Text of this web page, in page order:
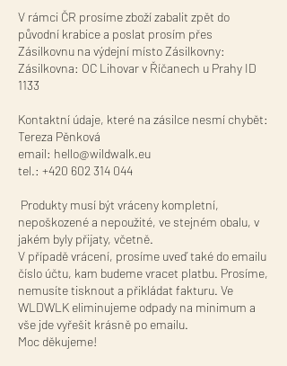
V rámci ČR prosíme zboží zabalit zpět do
původní krabice a poslat prosím přes
Zásilkovnu na výdejní místo Zásilkovny:
Zásilkovna: OC Lihovar v Říčanech u Prahy ID
1133
Kontaktní údaje, které na zásilce nesmí chybět:
Tereza Pěnková
email: hello@wildwalk.eu
tel.: +420 602 314 044
Produkty musí být vráceny kompletní,
nepoškozené a nepoužité, ve stejném obalu, v
jakém byly přijaty, včetně.
V případě vrácení, prosíme uveď také do emailu
číslo účtu, kam budeme vracet platbu. Prosíme,
nemusíte tisknout a přikládat fakturu. Ve
WLDWLK eliminujeme odpady na minimum a
vše jde vyřešit krásně po emailu.
Moc děkujeme!